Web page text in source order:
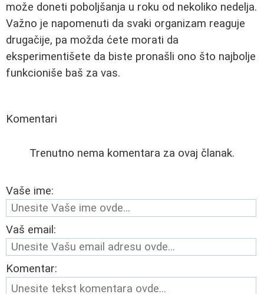
može doneti poboljšanja u roku od nekoliko nedelja.
Važno je napomenuti da svaki organizam reaguje
drugačije, pa možda ćete morati da
eksperimentišete da biste pronašli ono što najbolje
funkcioniše baš za vas.
Komentari
Trenutno nema komentara za ovaj članak.
Vaše ime:
Vaš email:
Komentar: